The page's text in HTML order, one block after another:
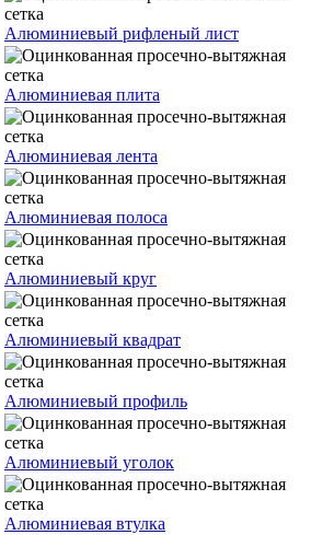
Алюминиевый рифленый лист
Алюминиевая плита
Алюминиевая лента
Алюминиевая полоса
Алюминиевый круг
Алюминиевый квадрат
Алюминиевый профиль
Алюминиевый уголок
Алюминиевая втулка